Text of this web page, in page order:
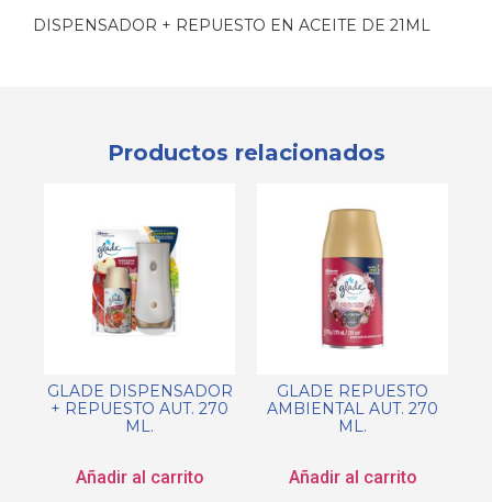
DISPENSADOR + REPUESTO EN ACEITE DE 21ML
Productos relacionados
GLADE DISPENSADOR
+ REPUESTO AUT. 270
ML.
Añadir al carrito
GLADE REPUESTO
AMBIENTAL AUT. 270
ML.
Añadir al carrito